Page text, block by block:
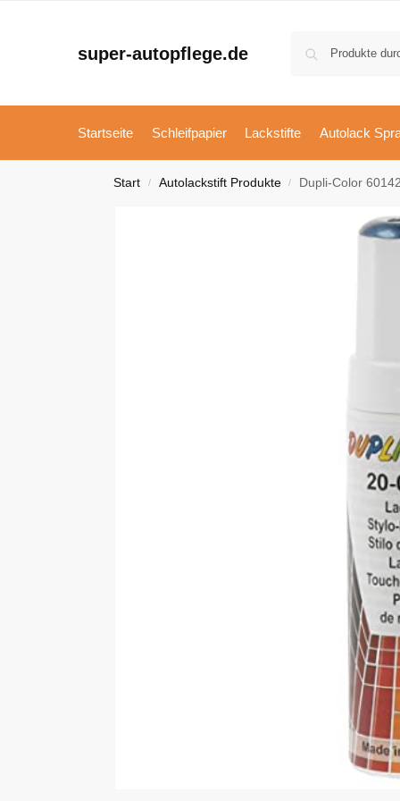
super-autopflege.de
Startseite Schleifpapier Lackstifte Autolack
Start / Autolackstift Produkte / Dupli-Color